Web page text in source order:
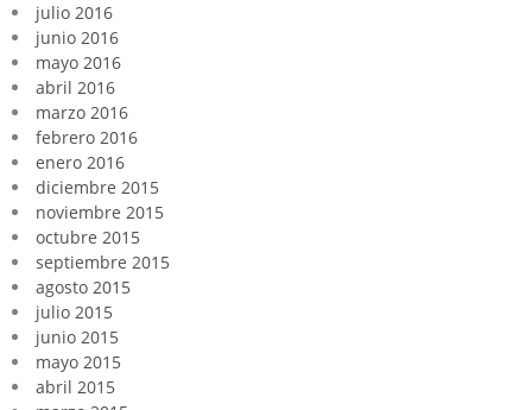
julio 2016
junio 2016
mayo 2016
abril 2016
marzo 2016
febrero 2016
enero 2016
diciembre 2015
noviembre 2015
octubre 2015
septiembre 2015
agosto 2015
julio 2015
junio 2015
mayo 2015
abril 2015